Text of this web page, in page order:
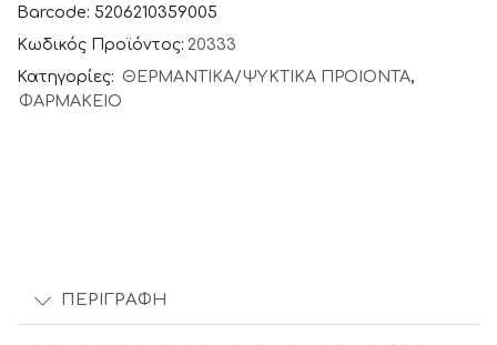
&
Αρθρώσεις
ποσότητα
Barcode: 5206210359005
Κωδικός Προϊόντος: 20333
Κατηγορίες: ΘΕΡΜΑΝΤΙΚΑ/ΨΥΚΤΙΚΑ ΠΡΟΙΟΝΤΑ,
ΦΑΡΜΑΚΕΙΟ
ΠΕΡΙΓΡΑΦΉ